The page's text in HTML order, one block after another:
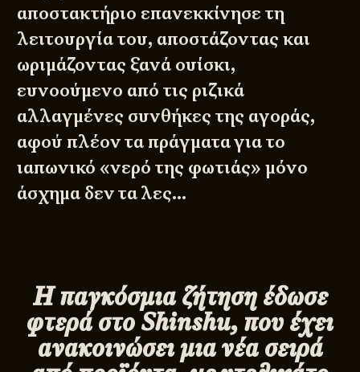
αποστακτήριο επανεκκίνησε τη
λειτουργία του, αποστάζοντας και
ωριμάζοντας ξανά ουίσκι,
ευνοούμενο από τις ριζικά
αλλαγμένες συνθήκες της αγοράς,
αφού πλέον τα πράγματα για το
ιαπωνικό «νερό της φωτιάς» μόνο
άσχημα δεν τα λες…
Η παγκόσμια ζήτηση έδωσε
φτερά στοShinshu, που έχει
ανακοινώσει μια νέα σειρά